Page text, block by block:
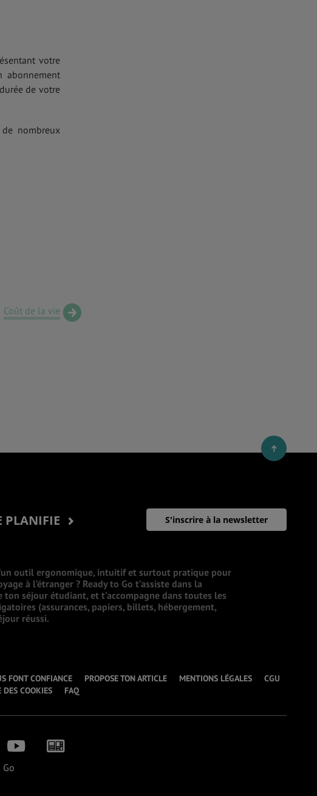
votre
abonnement
de votre
nombreux
Coût de la vie
S'inscrire à la newsletter
PLANIFIE
outil ergonomique, intuitif et surtout pratique pour
à l’étranger ? Ready to Go t’assiste dans la
séjour étudiant, et t’accompagne dans toutes les
(assurances, papiers, billets, hébergement,
réussi.
FONT CONFIANCE PROPOSE TON ARTICLE MENTIONS LÉGALES
CGU
DES COOKIES FAQ